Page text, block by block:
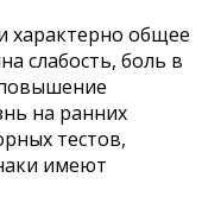
характерно общее
слабость, боль в
на ранних
тестов,
имеют